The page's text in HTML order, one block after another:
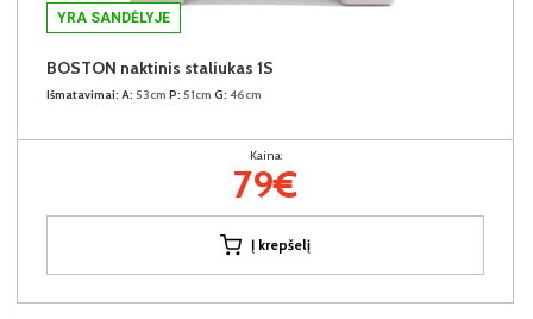
YRA SANDĖLYJE
BOSTON naktinis staliukas 1S
Išmatavimai: A: 53cm P: 51cm G: 46cm
Kaina:
79€
Į krepšelį